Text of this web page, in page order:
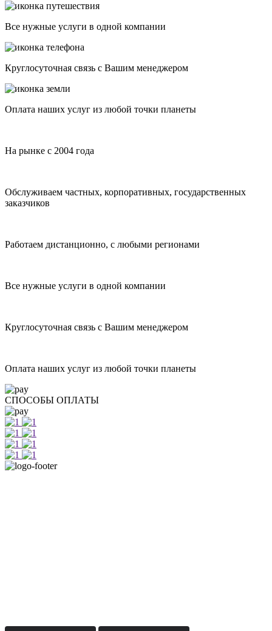
Все нужные услуги в одной компании
Круглосуточная связь с Вашим менеджером
Оплата наших услуг из любой точки планеты
На рынке с 2004 года
Обслуживаем частных, корпоративных, государственных
заказчиков
Работаем дистанционно, с любыми регионами
Все нужные услуги в одной компании
Круглосуточная связь с Вашим менеджером
Оплата наших услуг из любой точки планеты
СПОСОБЫ ОПЛАТЫ